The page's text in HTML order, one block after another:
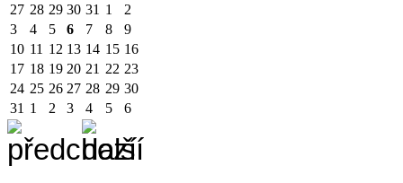
27 28 29 30 31 1
2
3
4 5 6 7 8
9
10 11 12 13 14 15 16
17 18 19 20 21 22 23
24 25 26 27 28 29 30
31 1 2 3 4 5 6